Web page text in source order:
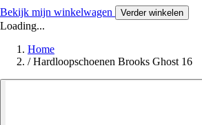
Bekijk mijn winkelwagen Verder winkelen
Loading...
Home
/ Hardloopschoenen Brooks Ghost 16